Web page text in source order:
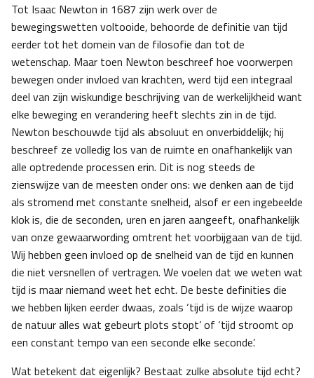
Tot Isaac Newton in 1687 zijn werk over de
bewegingswetten voltooide, behoorde de definitie van tijd
eerder tot het domein van de filosofie dan tot de
wetenschap. Maar toen Newton beschreef hoe voorwerpen
bewegen onder invloed van krachten, werd tijd een integraal
deel van zijn wiskundige beschrijving van de werkelijkheid want
elke beweging en verandering heeft slechts zin in de tijd.
Newton beschouwde tijd als absoluut en onverbiddelijk; hij
beschreef ze volledig los van de ruimte en onafhankelijk van
alle optredende processen erin. Dit is nog steeds de
zienswijze van de meesten onder ons: we denken aan de tijd
als stromend met constante snelheid, alsof er een ingebeelde
klok is, die de seconden, uren en jaren aangeeft, onafhankelijk
van onze gewaarwording omtrent het voorbijgaan van de tijd.
Wij hebben geen invloed op de snelheid van de tijd en kunnen
die niet versnellen of vertragen. We voelen dat we weten wat
tijd is maar niemand weet het echt. De beste definities die
we hebben lijken eerder dwaas, zoals ‘tijd is de wijze waarop
de natuur alles wat gebeurt plots stopt’ of ‘tijd stroomt op
een constant tempo van een seconde elke seconde’.
Wat betekent dat eigenlijk? Bestaat zulke absolute tijd echt?